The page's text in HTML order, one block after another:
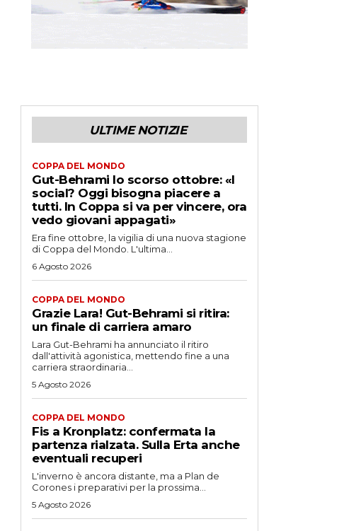
ULTIME NOTIZIE
COPPA DEL MONDO
Gut-Behrami lo scorso ottobre: «I
social? Oggi bisogna piacere a
tutti. In Coppa si va per vincere, ora
vedo giovani appagati»
Era fine ottobre, la vigilia di una nuova stagione
di Coppa del Mondo. L'ultima...
6 Agosto 2026
COPPA DEL MONDO
Grazie Lara! Gut-Behrami si ritira:
un finale di carriera amaro
Lara Gut-Behrami ha annunciato il ritiro
dall'attività agonistica, mettendo fine a una
carriera straordinaria...
5 Agosto 2026
COPPA DEL MONDO
Fis a Kronplatz: confermata la
partenza rialzata. Sulla Erta anche
eventuali recuperi
L'inverno è ancora distante, ma a Plan de
Corones i preparativi per la prossima...
5 Agosto 2026